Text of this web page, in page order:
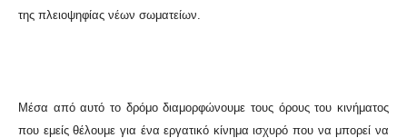
της πλειοψηφίας νέων σωματείων.
Μέσα από αυτό το δρόμο διαμορφώνουμε τους όρους του κινήματος
που εμείς θέλουμε για ένα εργατικό κίνημα ισχυρό που να μπορεί να